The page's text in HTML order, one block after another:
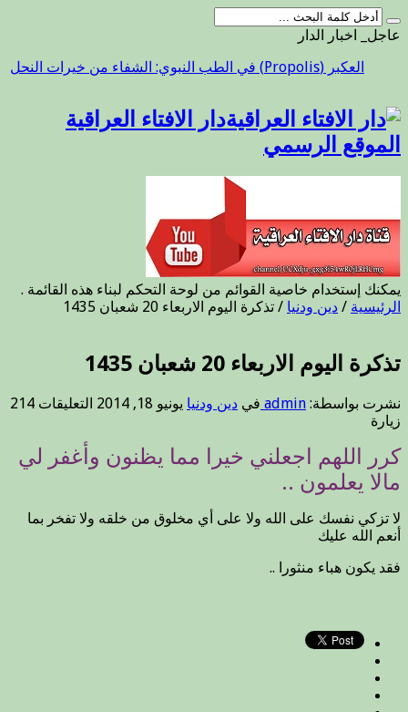
عاجل_ اخبار الدار
العكبر (Propolis) في الطب النبوي: الشفاء من خيرات النحل
دار الافتاء العراقية
الموقع الرسمي
يمكنك إستخدام خاصية القوائم من لوحة التحكم لبناء هذه القائمة .
الرئيسية / دين ودنيا / تذكرة اليوم الاربعاء 20 شعبان 1435
تذكرة اليوم الاربعاء 20 شعبان 1435
نشرت بواسطة: admin في دين ودنيا يونيو 18, 2014 التعليقات على
20
مغلقة
214
زيارة
كرر اللهم اجعلني خيرا مما يظنون وأغفر لي
مالا يعلمون ..
لا تزكي نفسك على الله ولا على أي مخلوق من خلقه ولا تفخر بما
أنعم الله عليك
فقد يكون هباء منثورا ..